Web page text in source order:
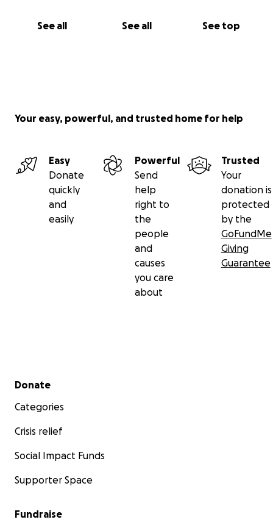
See all See all See top
Your easy, powerful, and trusted home for help
Easy
Donate
quickly
and
easily
Powerful
Send
help
right to
the
people
and
causes
you care
about
Trusted
Your
donation is
protected
by the
GoFundMe
Giving
Guarantee
Secondary menu
Donate
Categories
Crisis relief
Social Impact Funds
Supporter Space
Fundraise